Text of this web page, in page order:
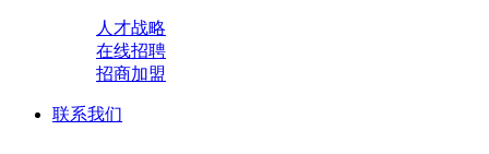
人才战略
在线招聘
招商加盟
联系我们